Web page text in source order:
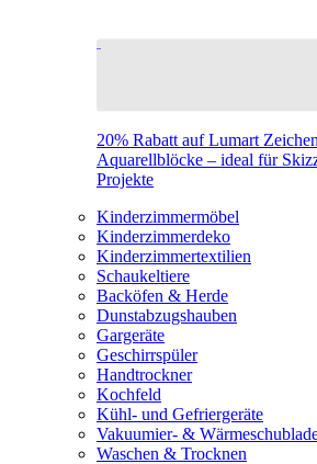
20% Rabatt auf Lumart
Aquarellblöcke – ideal für
Projekte
Kinderzimmermöbel
Kinderzimmerdeko
Kinderzimmertextilien
Schaukeltiere
Backöfen & Herde
Dunstabzugshauben
Gargeräte
Geschirrspüler
Handtrockner
Kochfeld
Kühl- und Gefriergeräte
Vakuumier- &
Waschen & Trocknen